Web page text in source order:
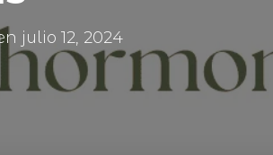
julio 12, 2024